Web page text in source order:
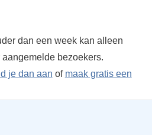
dan een week kan alleen
bezoekers.
je dan aan of maak gratis een